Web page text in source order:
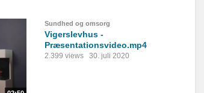
Sundhed og omsorg
Vigerslevhus -
Præsentationsvideo.mp4
2.399 views 30. juli 2020